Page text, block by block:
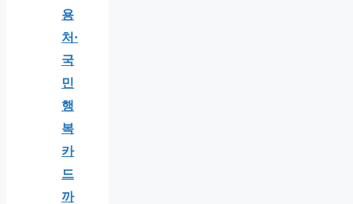
용
처·
국
민
행
복
카
드
까